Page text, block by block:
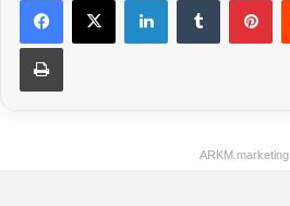
ARKM.marketing